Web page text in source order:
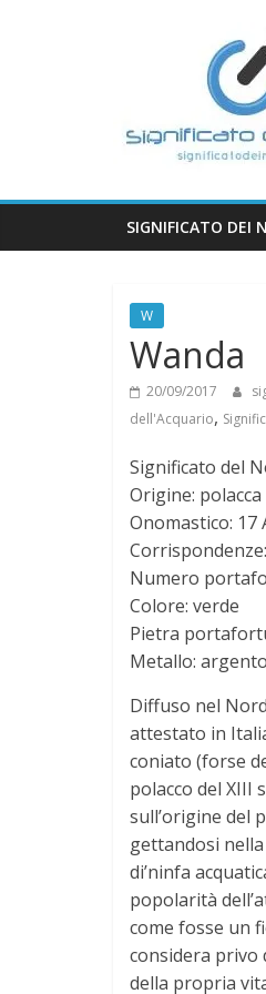
n
c
a
t
o
d
e
N
o
SIGNIFICATO DEI
W
Wanda
20/09/2017
dell'Acquario,
Significato del
Origine: polacca
Onomastico: 17
Numero
Colore: verde
Pietra
Metallo: argento
Diffuso nel
attestato in
coniato (forse
polacco del XIII
sull’origine del
gettandosi
di’ninfa
popolarità
come fosse un
considera privo
della propria